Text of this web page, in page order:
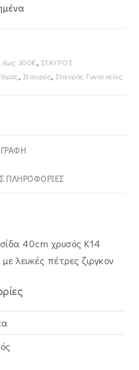
έως 300€, ΣΤΑΥΡΟΣ
, Σταυρός, Σταυρός Γυναικείος
ΠΛΗΡΟΦΟΡΊΕΣ
40cm χρυσός Κ14
λευκές πέτρες ζιργκον